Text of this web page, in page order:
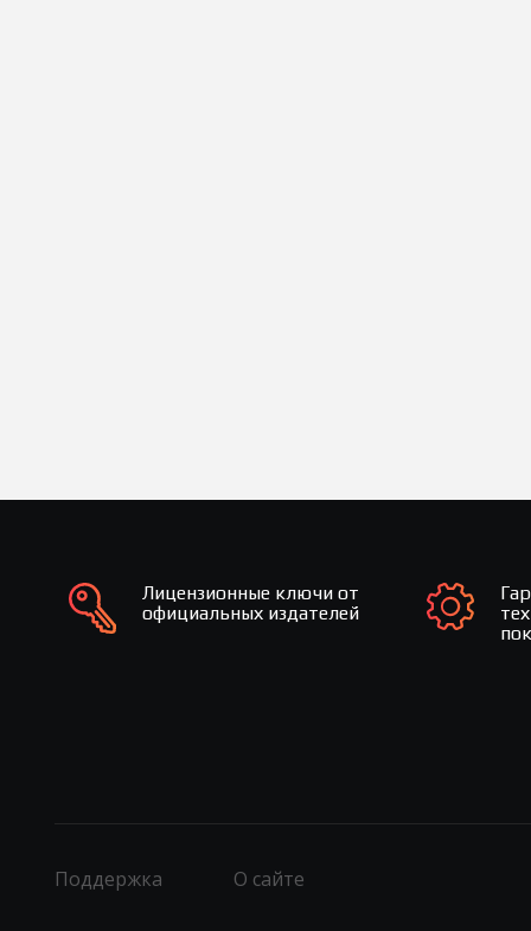
Лицензионные ключи от
официальных издателей
Поддержка О сайте